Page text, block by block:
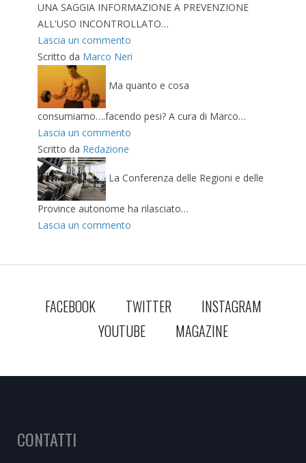
UNA SAGGIA INFORMAZIONE A PREVENZIONE
ALL'USO INCONTROLLATO…
Lascia un commento
Scritto da Marco Neri
Ma quanto e cosa
consumiamo….facendo pesi? A cura di Marco…
Lascia un commento
Scritto da Redazione
La Conferenza delle Regioni e delle
Province autonome ha rilasciato…
Lascia un commento
FACEBOOK TWITTER
INSTAGRAM
YOUTUBE
MAGAZINE
CONTATTI